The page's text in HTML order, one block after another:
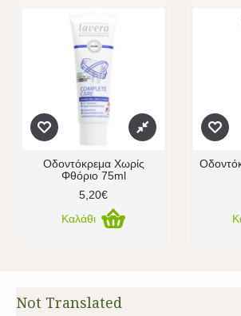
Οδοντόκρεμα Χωρίς
Φθόριο 75ml
5,20€
Καλάθι
Not Translated